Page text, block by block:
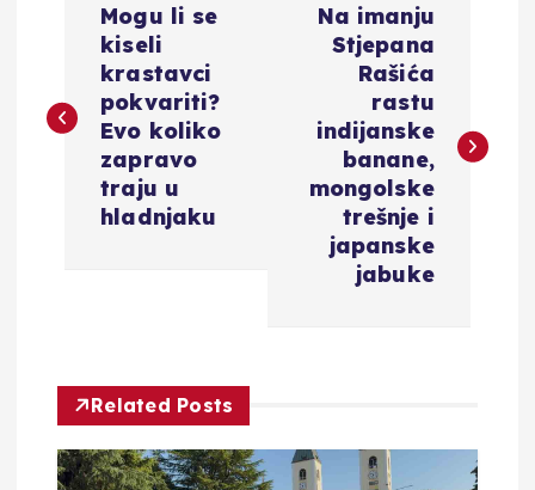
v
Mogu li se
kiseli
krastavci
pokvariti?
Evo koliko
zapravo
traju u
hladnjaku
Na imanju
Stjepana
Rašića
rastu
indijanske
banane,
mongolske
trešnje i
japanske
jabuke
Related Posts